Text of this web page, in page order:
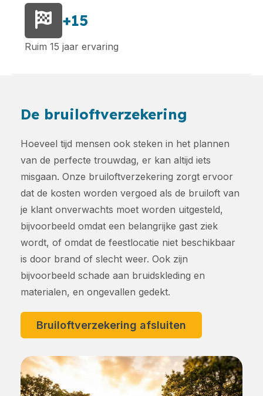
+15
Ruim 15 jaar ervaring
De bruiloftverzekering
Hoeveel tijd mensen ook steken in het plannen
van de perfecte trouwdag, er kan altijd iets
misgaan. Onze bruiloftverzekering zorgt ervoor
dat de kosten worden vergoed als de bruiloft van
je klant onverwachts moet worden uitgesteld,
bijvoorbeeld omdat een belangrijke gast ziek
wordt, of omdat de feestlocatie niet beschikbaar
is door brand of slecht weer. Ook zijn
bijvoorbeeld schade aan bruidskleding en
materialen, en ongevallen gedekt.
Bruiloftverzekering afsluiten